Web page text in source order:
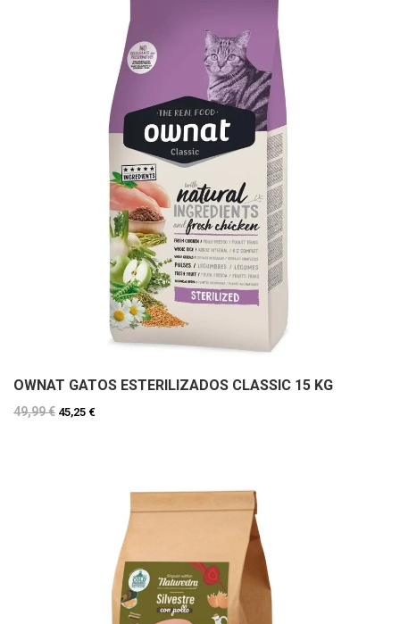
OWNAT GATOS ESTERILIZADOS CLASSIC 15 KG
49,99 € 45,25 €